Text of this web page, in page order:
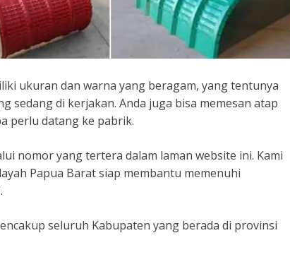
ukuran dan warna yang beragam, yang tentunya
sedang di kerjakan. Anda juga bisa memesan atap
perlu datang ke pabrik.
nomor yang tertera dalam laman website ini. Kami
Papua Barat siap membantu memenuhi
seluruh Kabupaten yang berada di provinsi